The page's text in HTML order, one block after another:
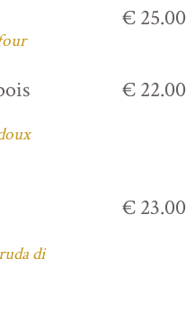
€ 25.00
€ 22.00
di
€ 23.00